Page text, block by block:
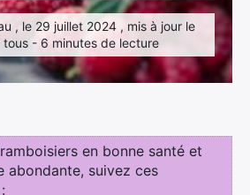
, le 29 juillet 2024 , mis à jour le
- 6 minutes de lecture
en bonne santé et
abondante, suivez ces